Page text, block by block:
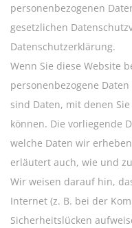
personenbezogenen
gesetzlichen
Datenschutzerklärung.
Wenn Sie diese Website
personenbezogene
sind Daten, mit denen
können. Die vorliegende
welche Daten wir
erläutert auch, wie und
Wir weisen darauf hin,
Internet (z. B. bei der
Sicherheitslücken